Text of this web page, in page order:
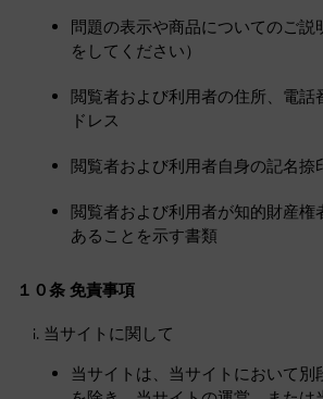
問題の表示や商品についてのご説
をしてください）
閲覧者および利用者の住所、電話
ドレス
閲覧者および利用者自身の記名捺
閲覧者および利用者が知的財産権
あることを示す書類
１０条 免責事項
当サイトに関して
当サイトは、当サイトにおいて別